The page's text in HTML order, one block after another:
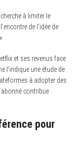
à limiter le
de l’idée de
et ses revenus face
l’indique une étude de
à adopter des
contribue
pour